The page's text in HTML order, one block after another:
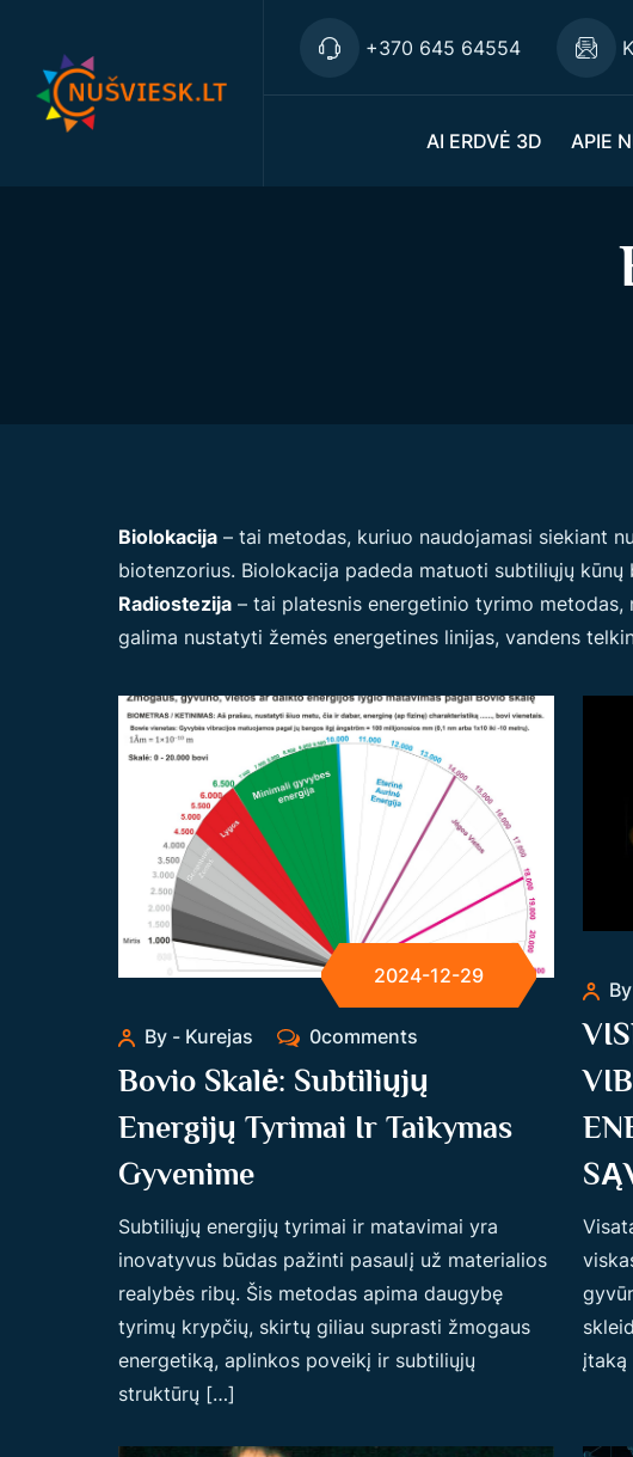
+370 645 64554
AI ERDVĖ 3D APIE
Biolokacija – tai metodas, kuriuo naudojamasi siekiant
biotenzorius. Biolokacija padeda matuoti subtiliųjų
Radiostezija – tai platesnis energetinio tyrimo
galima nustatyti žemės energetines linijas, vandens
2024-12-29
By - Kurejas 0comments
Bovio Skalė: Subtiliųjų
Energijų Tyrimai Ir Taikymas
Gyvenime
Subtiliųjų energijų tyrimai ir matavimai yra
inovatyvus būdas pažinti pasaulį už materialios
realybės ribų. Šis metodas apima daugybę
tyrimų krypčių, skirtų giliau suprasti žmogaus
energetiką, aplinkos poveikį ir subtiliųjų
struktūrų […]
įtaką